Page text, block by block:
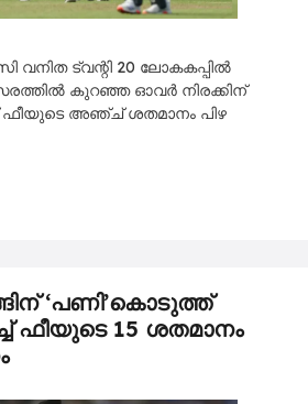
വനിത ട്വന്റി 20 ലോകകപ്പിൽ
കുറഞ്ഞ ഓവർ നിരക്കിന്
ഫീയുടെ അഞ്ച് ശതമാനം പിഴ
‘പണി’കൊടുത്ത്
ഫീയുടെ 15 ശതമാനം